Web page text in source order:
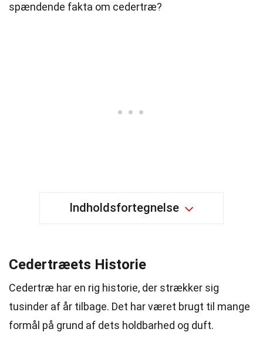
spændende fakta om cedertræ?
Indholdsfortegnelse
Cedertræets Historie
Cedertræ har en rig historie, der strækker sig
tusinder af år tilbage. Det har været brugt til mange
formål på grund af dets holdbarhed og duft.